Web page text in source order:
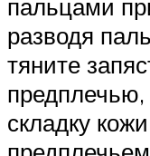
пальцами
разводя
тяните
предплечью,
складку